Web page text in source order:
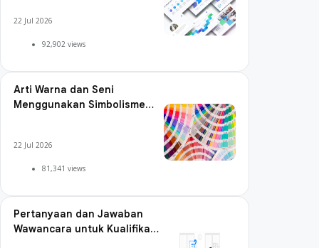
22 Jul 2026
92,902 views
Arti Warna dan Seni
Menggunakan Simbolisme
22 Jul 2026
81,341 views
Pertanyaan dan Jawaban
Wawancara untuk Kualifikasi